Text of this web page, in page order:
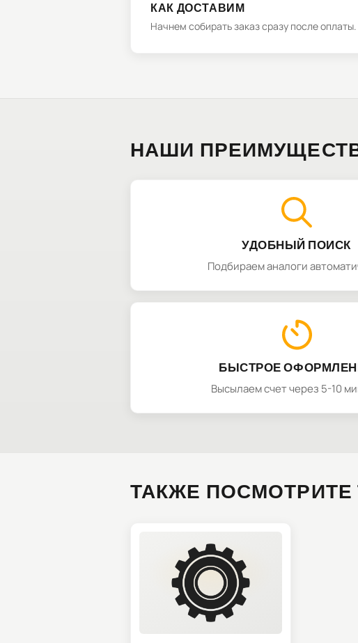
КАК ДОСТАВИМ
Начнем собирать заказ сразу после
НАШИ
УДОБНЫЙ ПОИСК
Подбираем аналоги
БЫСТРОЕ
Высылаем счет через 5-10
ТАКЖЕ